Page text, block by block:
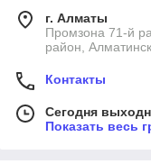
г. Алматы
Промзона 71-й
район,
Контакты
Сегодня
Показать весь